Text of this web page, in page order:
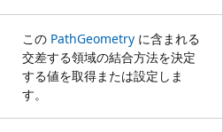
この PathGeometry に含まれる
交差する領域の結合方法を決定
する値を取得または設定しま
す。